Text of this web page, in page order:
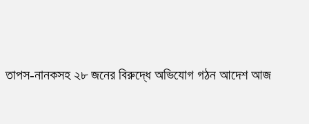
তাপস-নানকসহ ২৮ জনের বিরুদ্ধে অভিযোগ গঠন আদেশ আজ